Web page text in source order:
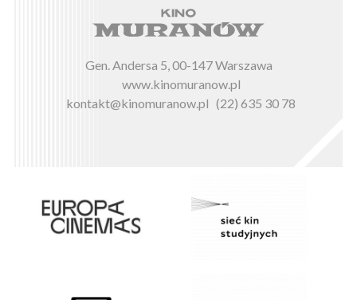
Gen. Andersa 5, 00-147 Warszawa
www.kinomuranow.pl
kontakt@kinomuranow.pl (22) 635 30 78